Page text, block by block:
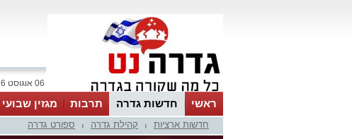
06 אוגוסט 2026 / 14:22
ראשי חדשות גדרה תרבות מגזין שבועי
חדשות ארציות קהילת גדרה ספורט גדרה